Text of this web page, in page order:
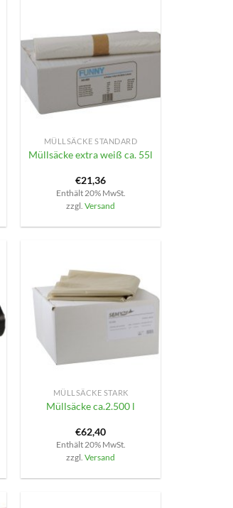
+
MÜLLSÄCKE STANDARD
Müllsäcke extra weiß ca. 55l
€21,36
Enthält 20% MwSt.
zzgl.Versand
MÜLLSÄCKE STARK
Müllsäcke ca.2.500 l
€62,40
Enthält 20% MwSt.
zzgl.Versand